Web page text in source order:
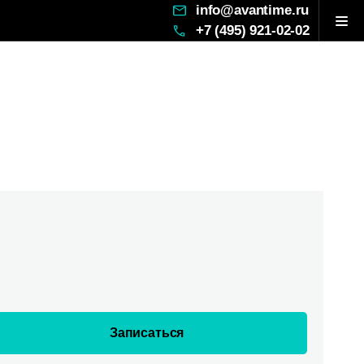
info@avantime.ru
+7 (495) 921-02-02
Записаться